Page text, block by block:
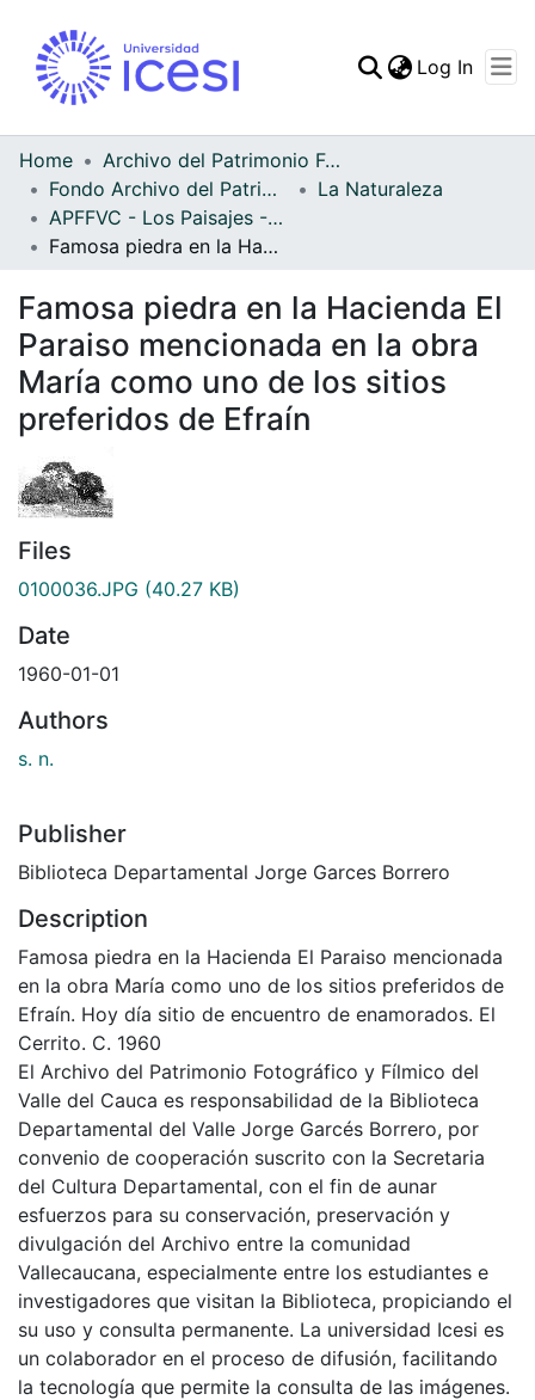
Statistics
Log In
Home
Archivo del Patrimonio Fotográfico y Fílmico del Valle del Cauca
Fondo Archivo del Patrimonio Fotográfico y Fílmico del Valle del Cauca
La Naturaleza
APFFVC - Los Paisajes - Patrimonial
Famosa piedra en la Hacienda El Paraiso mencionada en la obra María como uno de los sitios preferidos de Efraín
Famosa piedra en la Hacienda El
Paraiso mencionada en la obra
María como uno de los sitios
preferidos de Efraín
Files
0100036.JPG (40.27 KB)
Date
1960-01-01
Authors
s. n.
Publisher
Biblioteca Departamental Jorge Garces Borrero
Description
Famosa piedra en la Hacienda El Paraiso mencionada
en la obra María como uno de los sitios preferidos de
Efraín. Hoy día sitio de encuentro de enamorados. El
Cerrito. C. 1960
El Archivo del Patrimonio Fotográfico y Fílmico del
Valle del Cauca es responsabilidad de la Biblioteca
Departamental del Valle Jorge Garcés Borrero, por
convenio de cooperación suscrito con la Secretaria
del Cultura Departamental, con el fin de aunar
esfuerzos para su conservación, preservación y
divulgación del Archivo entre la comunidad
Vallecaucana, especialmente entre los estudiantes e
investigadores que visitan la Biblioteca, propiciando el
su uso y consulta permanente. La universidad Icesi es
un colaborador en el proceso de difusión, facilitando
la tecnología que permite la consulta de las imágenes.